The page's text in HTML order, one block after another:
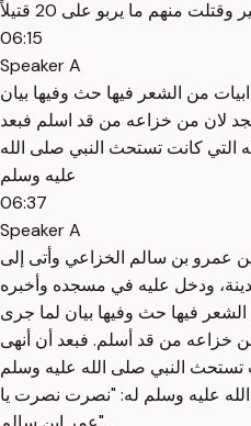
06:15
Speaker A
من الشعر فيها حث وفيها بيان
لان من خزاعه من قد اسلم فبعد
التي كانت تستحث النبي صلى الله
عليه وسلم
06:37
Speaker A
عمرو بن سالم الخزاعي وأتى إلى
ودخل عليه في مسجده وأخبره
الشعر فيها حث وفيها بيان لما جرى
خزاعه من قد أسلم. فبعد أن أنهى
النبي صلى الله عليه وسلم
عليه وسلم له: "نصرت نصرت يا